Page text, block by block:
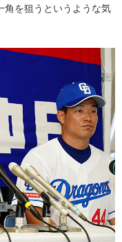
を狙うというような気